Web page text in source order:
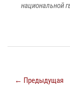
национальной
← Предыдущая